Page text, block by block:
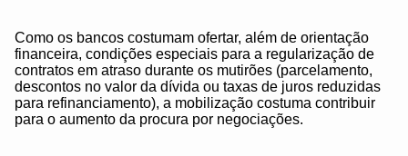
Como os bancos costumam ofertar, além de orientação
financeira, condições especiais para a regularização de
contratos em atraso durante os mutirões (parcelamento,
descontos no valor da dívida ou taxas de juros reduzidas
para refinanciamento), a mobilização costuma contribuir
para o aumento da procura por negociações.